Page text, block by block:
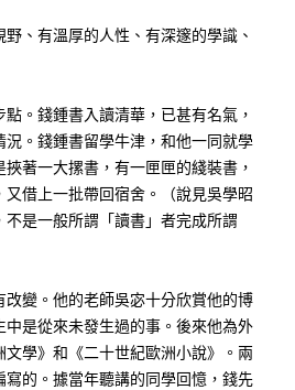
、有溫厚的人性、有深邃的學識、
。錢鍾書入讀清華，已甚有名氣，
。錢鍾書留學牛津，和他一同就學
著一大摞書，有一匣匣的綫裝書，
借上一批帶回宿舍。（說見吳學昭
不是一般所謂「讀書」者完成所謂
變。他的老師吳宓十分欣賞他的博
是從來未發生過的事。後來他為外
學》和《二十世紀歐洲小說》。兩
的。據當年聽講的同學回憶，錢先